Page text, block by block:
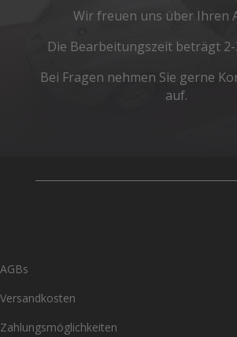
Wir freuen uns über Ihren
Die Bearbeitungszeit beträgt
Bei Fragen nehmen Sie gerne
auf.
AGBs
Versandkosten
Zahlungsmöglichkeiten